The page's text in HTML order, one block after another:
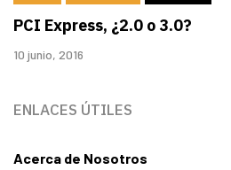
PCI Express, ¿2.0 o 3.0?
10 junio, 2016
ENLACES ÚTILES
Acerca de Nosotros